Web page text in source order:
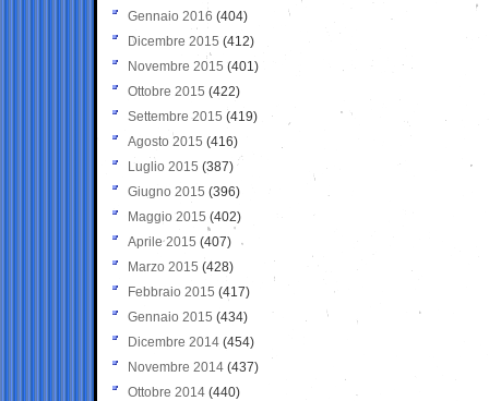
Gennaio 2016 (404)
Dicembre 2015 (412)
Novembre 2015 (401)
Ottobre 2015 (422)
Settembre 2015 (419)
Agosto 2015 (416)
Luglio 2015 (387)
Giugno 2015 (396)
Maggio 2015 (402)
Aprile 2015 (407)
Marzo 2015 (428)
Febbraio 2015 (417)
Gennaio 2015 (434)
Dicembre 2014 (454)
Novembre 2014 (437)
Ottobre 2014 (440)